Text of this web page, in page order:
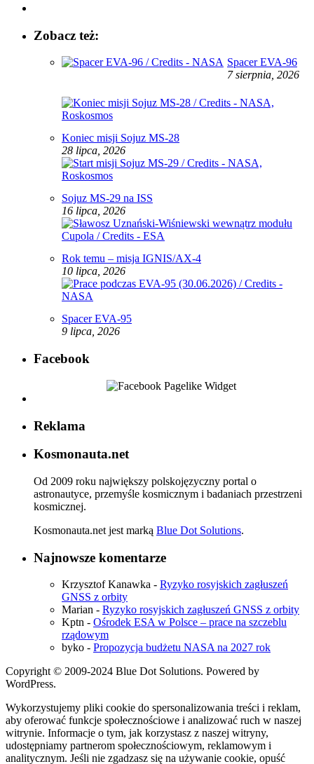
Zobacz też:
Spacer EVA-96
7 sierpnia, 2026
Koniec misji Sojuz MS-28
28 lipca, 2026
Sojuz MS-29 na ISS
16 lipca, 2026
Rok temu – misja IGNIS/AX-4
10 lipca, 2026
Spacer EVA-95
9 lipca, 2026
Facebook
Reklama
Kosmonauta.net
Od 2009 roku największy polskojęzyczny portal o
astronautyce, przemyśle kosmicznym i badaniach przestrzeni
kosmicznej.
Kosmonauta.net jest marką Blue Dot Solutions.
Najnowsze komentarze
Krzysztof Kanawka - Ryzyko rosyjskich zagłuszeń
GNSS z orbity
Marian - Ryzyko rosyjskich zagłuszeń GNSS z orbity
Kptn - Ośrodek ESA w Polsce – prace na szczeblu
rządowym
byko - Propozycja budżetu NASA na 2027 rok
Copyright © 2009-2024 Blue Dot Solutions. Powered by
WordPress.
Wykorzystujemy pliki cookie do spersonalizowania treści i reklam,
aby oferować funkcje społecznościowe i analizować ruch w naszej
witrynie. Informacje o tym, jak korzystasz z naszej witryny,
udostępniamy partnerom społecznościowym, reklamowym i
analitycznym. Jeśli nie zgadzasz się na używanie cookie, opuść